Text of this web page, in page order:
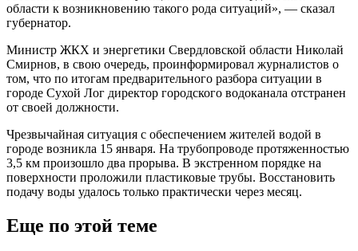
области к возникновению такого рода ситуаций», — сказал
губернатор.
Министр ЖКХ и энергетики Свердловской области Николай
Смирнов, в свою очередь, проинформировал журналистов о
том, что по итогам предварительного разбора ситуации в
городе Сухой Лог директор городского водоканала отстранен
от своей должности.
Чрезвычайная ситуация с обеспечением жителей водой в
городе возникла 15 января. На трубопроводе протяженностью
3,5 км произошло два прорыва. В экстренном порядке на
поверхности проложили пластиковые трубы. Восстановить
подачу воды удалось только практически через месяц.
Еще по этой теме